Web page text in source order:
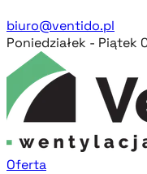
biuro@ventido.pl
Poniedziałek - Piątek
Oferta